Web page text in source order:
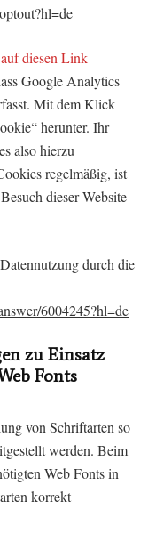
diesen Link
Google Analytics
Mit dem Klick
herunter. Ihr
also hierzu
regelmäßig, ist
dieser Website
durch die
6004245?hl=de
zu Einsatz
Fonts
von Schriftarten so
werden. Beim
Web Fonts in
korrekt